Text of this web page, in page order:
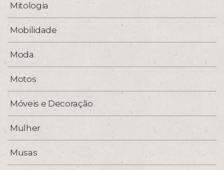
Mitologia
Mobilidade
Moda
Motos
Móveis e Decoração
Mulher
Musas